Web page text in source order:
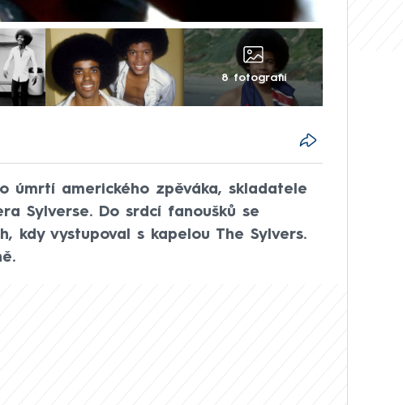
8 fotografií
úmrtí amerického zpěváka, skladatele
Sylverse. Do srdcí fanoušků se
kdy vystupoval s kapelou The Sylvers.